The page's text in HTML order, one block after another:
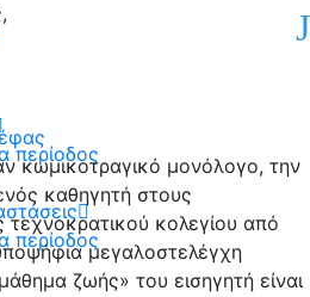
περίοδος
περίοδος
κωμικοτραγικό μονόλογο, την
καθηγητή στους
τεχνοκρατικού κολεγίου από
μεγαλοστελέγχη
ζωής» του εισηγητή είναι